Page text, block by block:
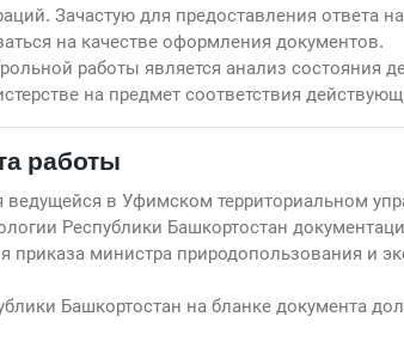
Зачастую для предоставления ответа
на качестве оформления документов.
работы является анализ состояния
на предмет соответствия
работы
ведущейся в Уфимском территориальном
Республики Башкортостан
приказа министра природопользования и
Башкортостан на бланке документа